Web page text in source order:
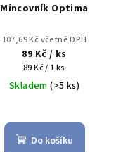
Mincovník Optima
107,69 Kč včetně DPH
89 Kč / ks
Měrná
cena:
89 Kč / 1 ks
Skladem(>5 ks)
Do košíku